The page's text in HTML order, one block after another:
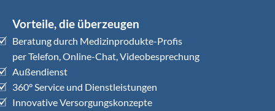
Vorteile, die überzeugen
Beratung durch Medizinprodukte-Profis
per Telefon, Online-Chat, Videobesprechung
Außendienst
360° Service und Dienstleistungen
Innovative Versorgungskonzepte